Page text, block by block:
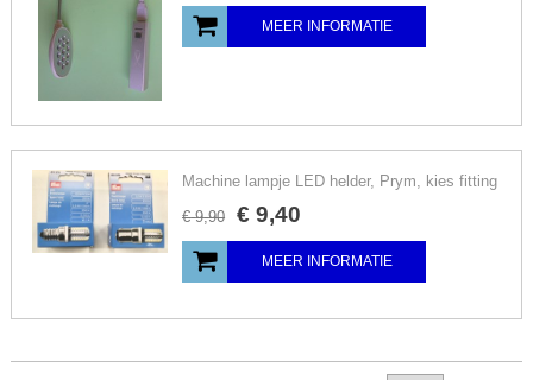
MEER INFORMATIE
Machine lampje LED helder, Prym, kies fitting
€ 9,90 € 9,40
MEER INFORMATIE